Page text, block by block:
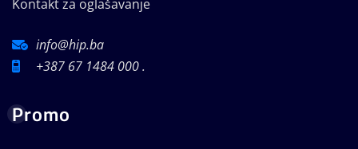
Kontakt za oglašavanje
info@hip.ba
+387 67 1484 000 .
Promo